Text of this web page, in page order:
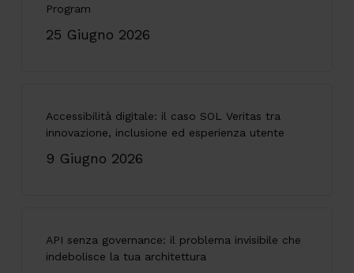
Program
25 Giugno 2026
Accessibilità digitale: il caso SOL Veritas tra
innovazione, inclusione ed esperienza utente
9 Giugno 2026
API senza governance: il problema invisibile che
indebolisce la tua architettura